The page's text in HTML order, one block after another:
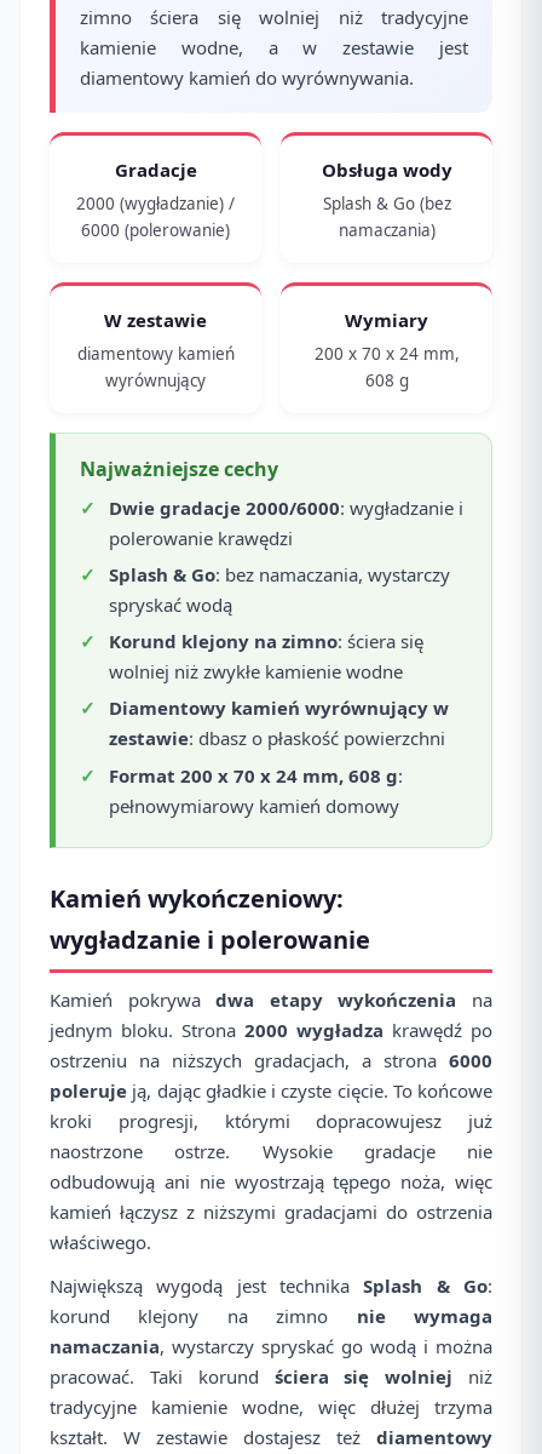
zimno ściera się wolniej niż tradycyjne
kamienie wodne, a w zestawie jest
diamentowy kamień do wyrównywania.
Gradacje
2000 (wygładzanie) /
6000 (polerowanie)
Obsługa wody
Splash & Go (bez
namaczania)
W zestawie
diamentowy kamień
wyrównujący
Wymiary
200 x 70 x 24 mm,
608 g
Najważniejsze cechy
Dwie gradacje 2000/6000: wygładzanie i
polerowanie krawędzi
Splash & Go: bez namaczania, wystarczy
spryskać wodą
Korund klejony na zimno: ściera się
wolniej niż zwykłe kamienie wodne
Diamentowy kamień wyrównujący w
zestawie: dbasz o płaskość powierzchni
Format 200 x 70 x 24 mm, 608 g:
pełnowymiarowy kamień domowy
Kamień wykończeniowy:
wygładzanie i polerowanie
Kamień pokrywadwa etapy wykończenia na
jednym bloku. Strona 2000 wygładza krawędź po
ostrzeniu na niższych gradacjach, a strona 6000
poleruje ją, dając gładkie i czyste cięcie. To końcowe
kroki progresji, którymi dopracowujesz już
naostrzone ostrze. Wysokie gradacje nie
odbudowują ani nie wyostrzają tępego noża, więc
kamień łączysz z niższymi gradacjami do ostrzenia
właściwego.
Największą wygodą jest technikaSplash & Go:
korund klejony na zimno nie wymaga
namaczania, wystarczy spryskać go wodą i można
pracować. Taki korund ściera się wolniej niż
tradycyjne kamienie wodne, więc dłużej trzyma
kształt. W zestawie dostajesz też diamentowy